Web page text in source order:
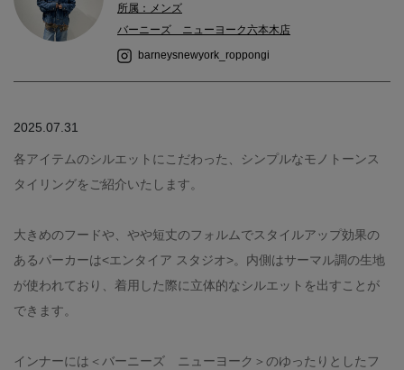
所属：メンズ
バーニーズ ニューヨーク六本木店
barneysnewyork_roppongi
2025.07.31
各アイテムのシルエットにこだわった、シンプルなモノトーンス
タイリングをご紹介いたします。
大きめのフードや、やや短丈のフォルムでスタイルアップ効果の
あるパーカーは<エンタイア スタジオ>。内側はサーマル調の生地
が使われており、着用した際に立体的なシルエットを出すことが
できます。
インナーには＜バーニーズ ニューヨーク＞のゆったりとしたフ